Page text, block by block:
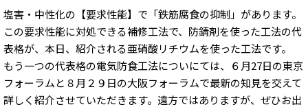
塩害・中性化の【要求性能】で「鉄筋腐食の抑制」があります。
この要求性能に対処できる補修工法で、防錆剤を使った工法の代
表格が、本日、紹介される亜硝酸リチウムを使った工法です。
もう一つの代表格の電気防食工法についにては、６月27日の東京
フォーラムと８月２９日の大阪フォーラムで最新の知見を交えて
詳しく紹介させていただきます。遠方ではありますが、ぜひお出